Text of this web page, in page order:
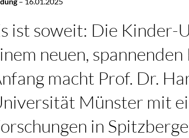
ist soweit: Die Kinder-
neuen,
macht Prof. Dr.
Münster mit
in